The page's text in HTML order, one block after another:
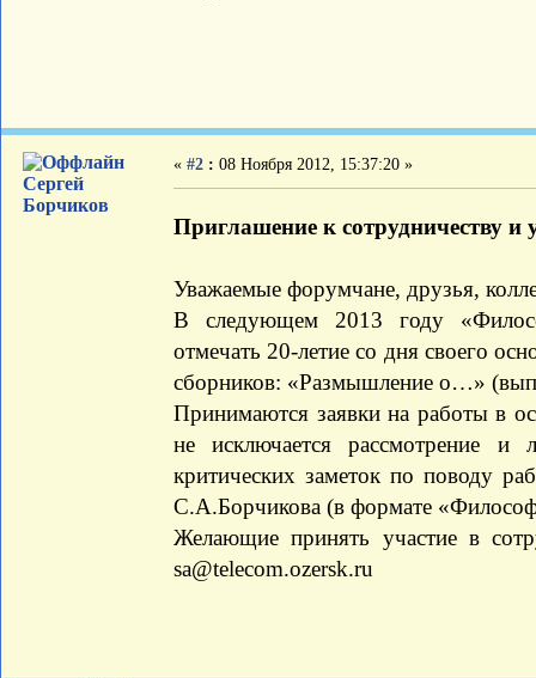
Сергей
Борчиков
« #2 : 08 Ноября 2012, 15:37:20 »
Приглашение к сотрудничеству
Уважаемые форумчане, друзья,
В следующем 2013 году
отмечать 20-летие со дня своего
сборников: «Размышление о…»
Принимаются заявки на работы в
не исключается рассмотрение и
критических заметок по поводу
С.А.Борчикова (в формате
Желающие принять участие в
sa@telecom.ozersk.ru